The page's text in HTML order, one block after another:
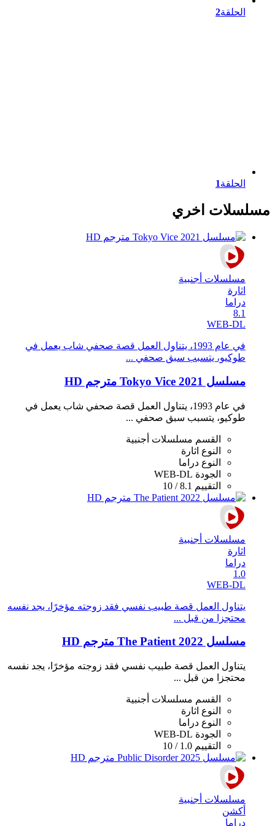
الحلقة2
الحلقة1
مسلسلات اخري
مسلسلات أجنبية
اثارة
دراما
8.1
WEB-DL
في عام 1993، يتناول العمل قصة صحفي شاب يعمل في
طوكيو، يتسبب سبق صحفي ...
مسلسل Tokyo Vice 2021 مترجم HD
في عام 1993، يتناول العمل قصة صحفي شاب يعمل في
طوكيو، يتسبب سبق صحفي ...
القسم مسلسلات أجنبية
النوع اثارة
النوع دراما
الجودة WEB-DL
التقييم 8.1 / 10
مسلسلات أجنبية
اثارة
دراما
1.0
WEB-DL
يتناول العمل قصة طبيب نفسي فقد زوجته مؤخرًا، يجد نفسه
محتجزا من قبل ...
مسلسل The Patient 2022 مترجم HD
يتناول العمل قصة طبيب نفسي فقد زوجته مؤخرًا، يجد نفسه
محتجزا من قبل ...
القسم مسلسلات أجنبية
النوع اثارة
النوع دراما
الجودة WEB-DL
التقييم 1.0 / 10
مسلسلات أجنبية
أكشن
دراما